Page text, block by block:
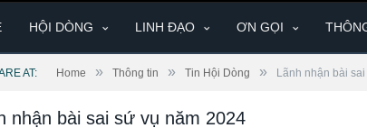
HỘI DÒNG LINH ĐẠO ƠN GỌI
AT: Home » Thông tin » Tin Hội Dòng » Lãnh nhận bài
nhận bài sai sứ vụ năm 2024